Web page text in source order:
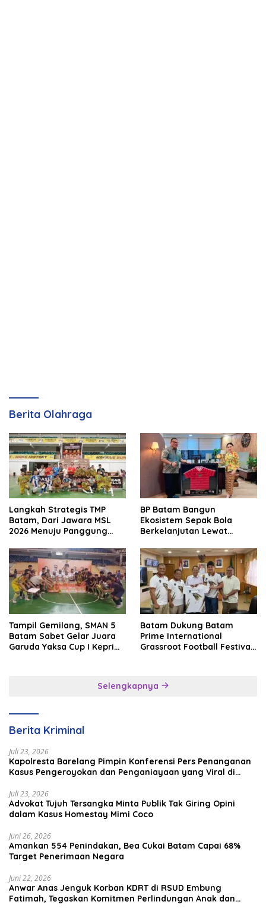
Berita Olahraga
Langkah Strategis TMP
Batam, Dari Jawara MSL
2026 Menuju Panggung
BP Batam Bangun
Ekosistem Sepak Bola
Berkelanjutan Lewat
Tampil Gemilang, SMAN 5
Batam Sabet Gelar Juara
Garuda Yaksa Cup I Kepri
Batam Dukung Batam
Prime International
Grassroot Football Festival
Brunei–Malaysia
Selengkapnya
Berita Kriminal
Juli 23, 2026
Kapolresta Barelang Pimpin Konferensi Pers Penanganan
Kasus Pengeroyokan dan Penganiayaan yang Viral di
Juli 23, 2026
Advokat Tujuh Tersangka Minta Publik Tak Giring Opini
dalam Kasus Homestay Mimi Coco
Juni 26, 2026
Amankan 554 Penindakan, Bea Cukai Batam Capai 68%
Target Penerimaan Negara
Juni 22, 2026
Anwar Anas Jenguk Korban KDRT di RSUD Embung
Fatimah, Tegaskan Komitmen Perlindungan Anak dan